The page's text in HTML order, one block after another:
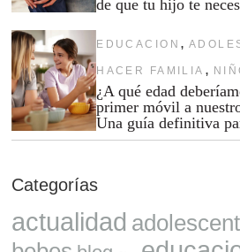
de que tu hijo te
EDUCACION ,
HACER FAMILIA ,
¿A qué edad
primer móvil a
Una guía definitiva
Categorías
actualidad